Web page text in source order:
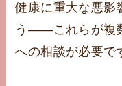
健康に重大な悪影
う——これらが複
への相談が必要で